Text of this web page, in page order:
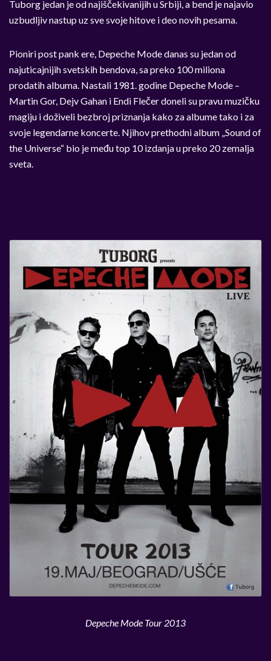
Tuborg jedan je od najiščekivanijih u Srbiji, a bend je najavio
uzbudljiv nastup uz sve svoje hitove i deo novih pesama.
Pioniri post pank ere, Depeche Mode danas su jedan od
najuticajnijih svetskih bendova, sa preko 100 miliona
prodatih albuma. Nastali 1981. godine Depeche Mode –
Martin Gor, Dejv Gahan i Endi Flečer doneli su pravu muzičku
magiju i doživeli bezbroj priznanja kako za albume tako i za
svoje legendarne koncerte. Njihov prethodni album „Sound of
the Universe“ bio je među top 10 izdanja u preko 20 zemalja
sveta.
Depeche Mode Tour 2013